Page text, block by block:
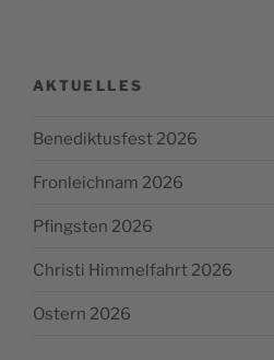
AKTUELLES
Benediktusfest 2026
Fronleichnam 2026
Pfingsten 2026
Christi Himmelfahrt 2026
Ostern 2026